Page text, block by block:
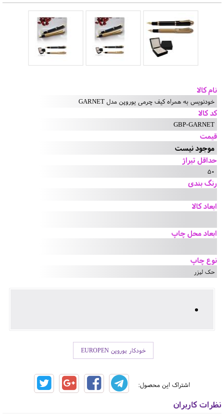
نام کالا
خودنویس به همراه کیف چرمی یوروپن مدل GARNET
کد کالا
GBP-GARNET
قیمت
موجود نیست
حداقل تیراژ
50
رنگ بندی
ابعاد کالا
ابعاد محل چاپ
نوع چاپ
حک لیزر
خودکار یوروپن EUROPEN
اشتراک این محصول:
نظرات کاربران